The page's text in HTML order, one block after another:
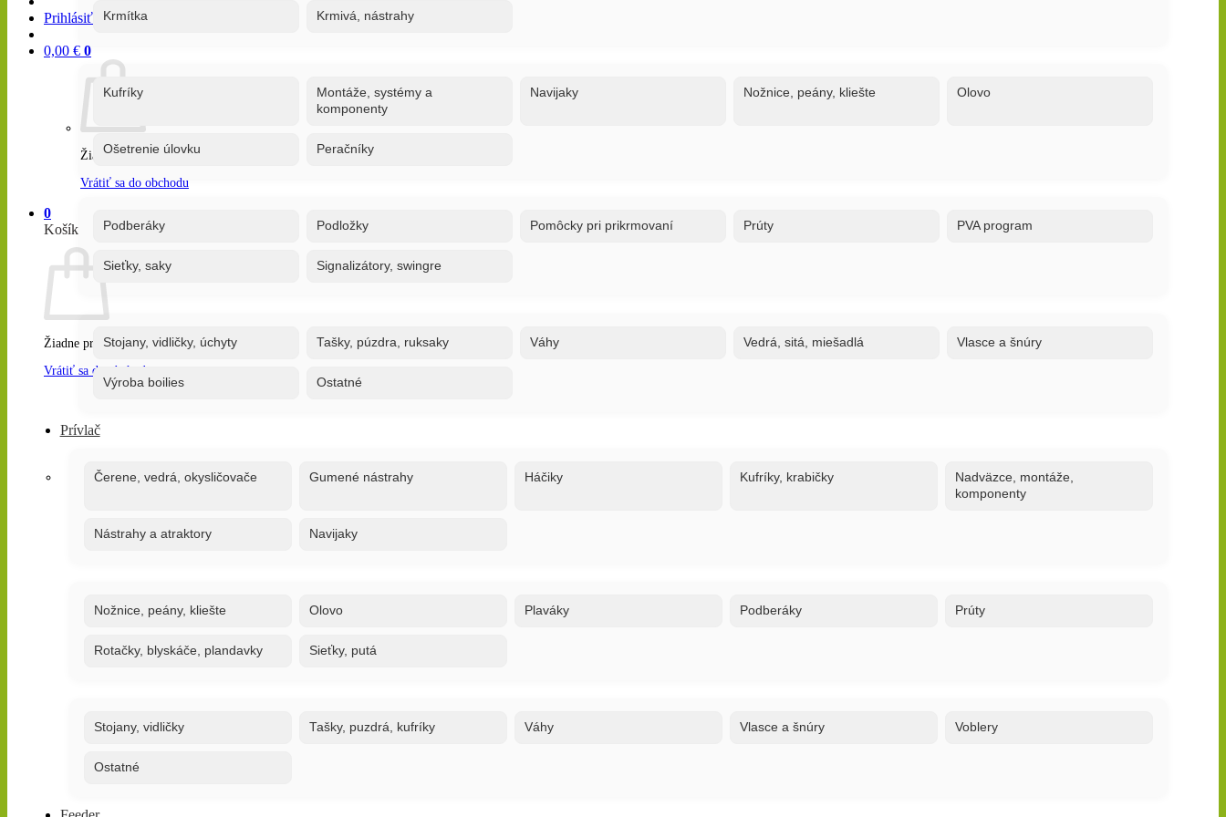
Prihlásiť / Registrovať
0,00 € 0
Žiadne produkty v košíku.
Vrátiť sa do obchodu
0
Košík
Žiadne produkty v košíku.
Vrátiť sa do obchodu
Krmítka Krmivá, nástrahy
Kufríky
Montáže, systémy a
komponenty
Navijaky Nožnice, peány, kliešte Olovo
Ošetrenie úlovku Peračníky
Podberáky Podložky Pomôcky pri prikrmovaní Prúty PVA program
Sieťky, saky Signalizátory, swingre
Stojany, vidličky, úchyty Tašky, púzdra, ruksaky Váhy Vedrá, sitá, miešadlá Vlasce a šnúry
Výroba boilies Ostatné
Prívlač
Čerene, vedrá, okysličovače Gumené nástrahy Háčiky Kufríky, krabičky
Nadväzce, montáže,
komponenty
Nástrahy a atraktory Navijaky
Nožnice, peány, kliešte Olovo Plaváky Podberáky Prúty
Rotačky, blyskáče, plandavky Sieťky, putá
Stojany, vidličky Tašky, puzdrá, kufríky Váhy Vlasce a šnúry Voblery
Ostatné